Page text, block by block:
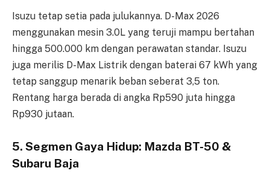
Isuzu tetap setia pada julukannya. D-Max 2026
menggunakan mesin 3.0L yang teruji mampu bertahan
hingga 500.000 km dengan perawatan standar. Isuzu
juga merilis D-Max Listrik dengan baterai 67 kWh yang
tetap sanggup menarik beban seberat 3,5 ton.
Rentang harga berada di angka Rp590 juta hingga
Rp930 jutaan.
5. Segmen Gaya Hidup: Mazda BT-50 &
Subaru Baja